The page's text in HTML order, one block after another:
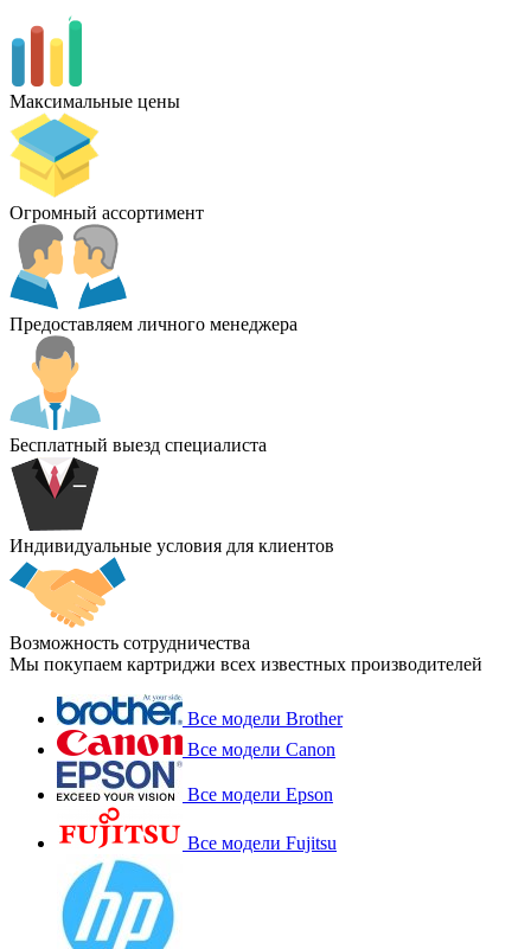
Максимальные цены
Огромный ассортимент
Предоставляем личного менеджера
Бесплатный выезд специалиста
Индивидуальные условия для клиентов
Возможность сотрудничества
Мы покупаем картриджи всех известных производителей
Все модели Brother
Все модели Canon
Все модели Epson
Все модели Fujitsu